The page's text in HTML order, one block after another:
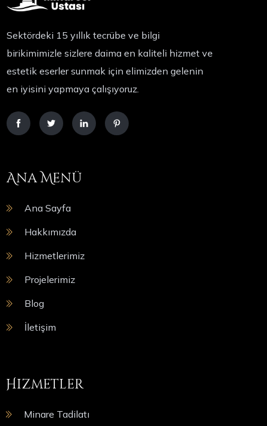
Sektördeki 15 yıllık tecrübe ve bilgi
birikimimizle sizlere daima en kaliteli hizmet ve
estetik eserler sunmak için elimizden gelenin
en iyisini yapmaya çalışıyoruz.
Ana Menü
Ana Sayfa
Hakkımızda
Hizmetlerimiz
Projelerimiz
Blog
İletişim
Hizmetler
Minare Tadilatı